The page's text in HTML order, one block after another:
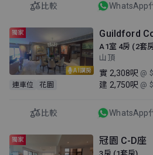
比較 WhatsApp
AI講房
獨家
連車位 花園
Guildford
A1室 4房 (2套
山頂
實 2,308呎 @
建 2,750呎 @
比較 WhatsApp
獨家 冠園 C-D座